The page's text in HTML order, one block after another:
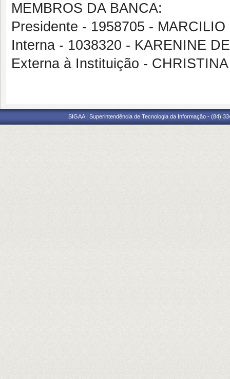
MEMBROS DA BANCA:
Presidente - 1958705 -
Interna - 1038320 - KARENINE
Externa à Instituição -
SIGAA | Superintendência de Tecnologia da Informação - (84)